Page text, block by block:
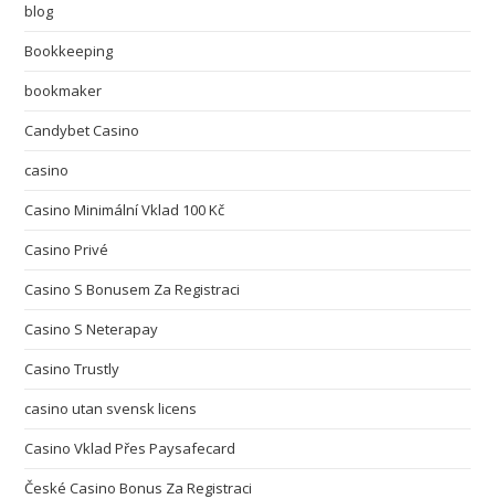
blog
Bookkeeping
bookmaker
Candybet Casino
casino
Casino Minimální Vklad 100 Kč
Casino Privé
Casino S Bonusem Za Registraci
Casino S Neterapay
Casino Trustly
casino utan svensk licens
Casino Vklad Přes Paysafecard
České Casino Bonus Za Registraci